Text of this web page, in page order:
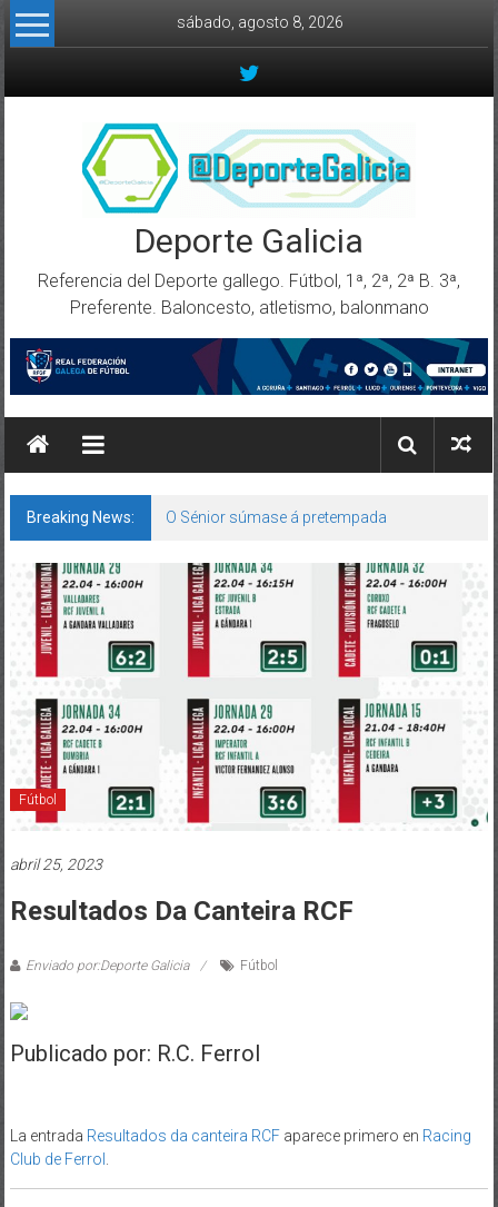
Skip to content
sábado, agosto 8, 2026
Deporte Galicia
Referencia del Deporte gallego. Fútbol, 1ª, 2ª, 2ª B. 3ª,
Preferente. Baloncesto, atletismo, balonmano
Breaking News: O Sénior súmase á pretempada
Fútbol
abril 25, 2023
Resultados Da Canteira RCF
Enviado por:Deporte Galicia Fútbol
Publicado por: R.C. Ferrol
La entrada Resultados da canteira RCFaparece primero en Racing
Club de Ferrol